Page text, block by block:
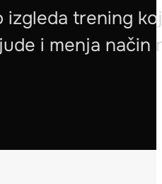
izgleda trening
i menja način